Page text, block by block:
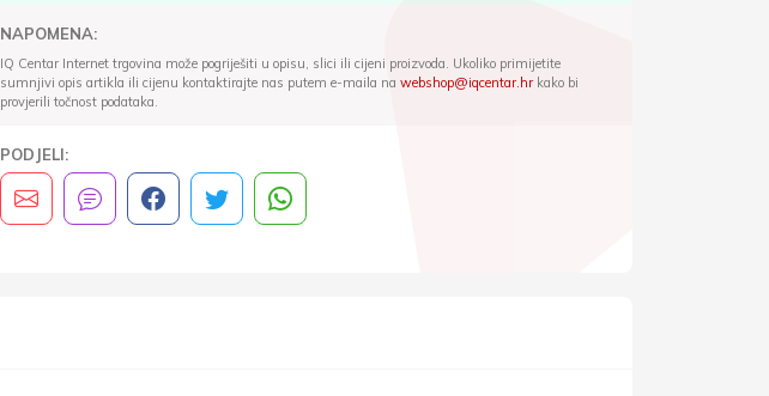
NAPOMENA:
IQ Centar Internet trgovina može pogriješiti u opisu, slici ili cijeni proizvoda. Ukoliko primijetite
sumnjivi opis artikla ili cijenu kontaktirajte nas putem e-maila na webshop@iqcentar.hrkako bi
provjerili točnost podataka.
PODJELI: